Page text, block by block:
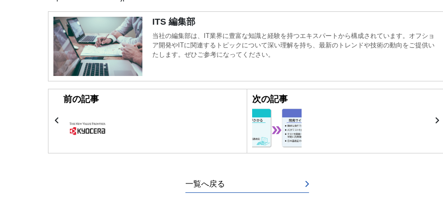
ITS 編集部
当社の編集部は、IT業界に豊富な知識と経験を持つエキスパートから構成されています。オフショ
ア開発やITに関連するトピックについて深い理解を持ち、最新のトレンドや技術の動向をご提供い
たします。ぜひご参考になってください。
前の記事 次の記事
一覧へ戻る